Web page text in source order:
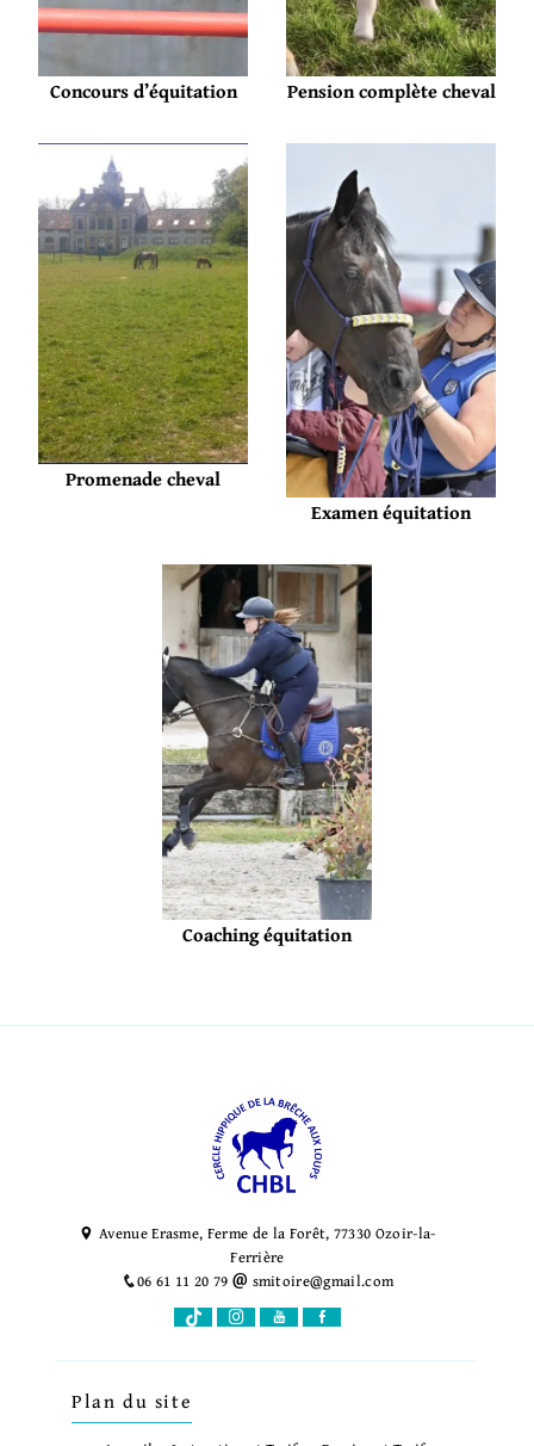
Concours d’équitation Pension complète cheval
Promenade cheval
Examen équitation
Coaching équitation
Avenue Erasme, Ferme de la Forêt, 77330 Ozoir-la-
Ferrière
06 61 11 20 79
smitoire@gmail.com
Plan du site